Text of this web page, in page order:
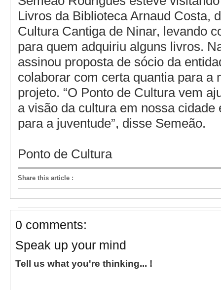
Livros da Biblioteca Arnaud Costa,
Cultura Cantiga de Ninar, levando
para quem adquiriu alguns livros.
assinou proposta de sócio da
colaborar com certa quantia para a
projeto. “O Ponto de Cultura vem
a visão da cultura em nossa cidade
para a juventude”, disse Semeão.
Ponto de Cultura
Share this article :
0 comments:
Speak up your mind
Tell us what you're thinking... !